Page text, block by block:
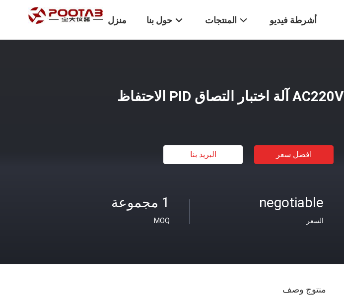
منزل حول بنا المنتجات أشرطة فيديو
AC220V آلة اختبار التصاق PID الاحتفاظ
افضل سعر البريد بنا
1 مجموعة
MOQ
negotiable
السعر
منتوج وصف